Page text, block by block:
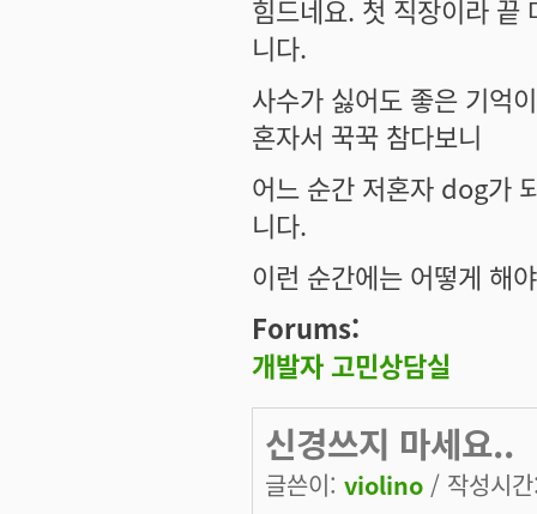
힘드네요. 첫 직장이라 끝
니다.
사수가 싫어도 좋은 기억
혼자서 꾹꾹 참다보니
어느 순간 저혼자 dog가
니다.
이런 순간에는 어떻게 해
Forums:
개발자 고민상담실
신경쓰지 마세요..
글쓴이: violino / 작성시